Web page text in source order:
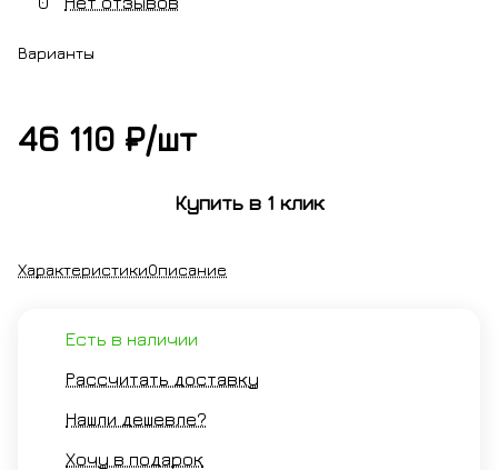
Варианты
хром
золотооружейная
никель
46 110 ₽/шт
Купить в 1 клик
ХарактеристикиОписание
Есть в наличии
Рассчитать доставку
Нашли дешевле?
Хочу в подарок